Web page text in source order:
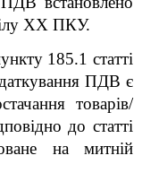
XX ПКУ.
185.1 статті
ПДВ є
товарів/
до статті
на митній